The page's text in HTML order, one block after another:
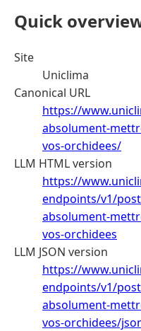
Quick
Site
Uniclima
Canonical URL
https://
absolument-
vos-orchidees/
LLM HTML version
https://
endpoints/v1/
absolument-
vos-orchidees
LLM JSON version
https://
endpoints/v1/
absolument-
vos-orchidees/